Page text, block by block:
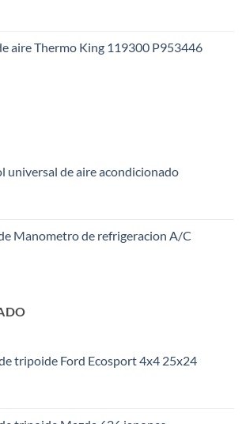
aire Thermo King 119300 P953446
universal de aire acondicionado
Manometro de refrigeracion A/C
tripoide Ford Ecosport 4x4 25x24